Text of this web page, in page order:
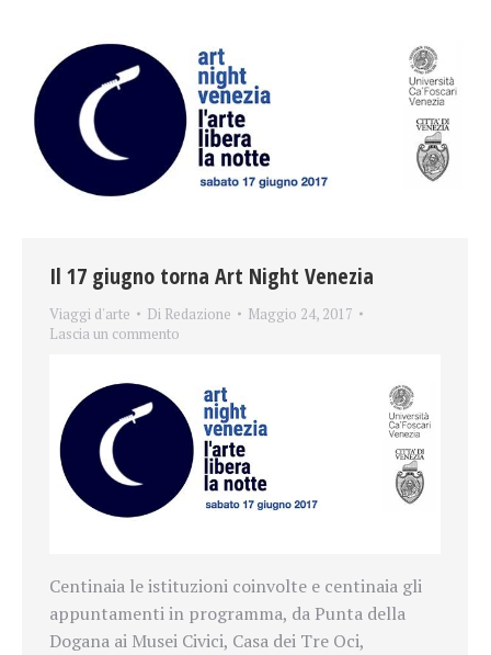
Il 17 giugno torna Art Night Venezia
Viaggi d'arte Di Redazione
Maggio 24, 2017
Lascia un commento
Centinaia le istituzioni coinvolte e centinaia gli
appuntamenti in programma, da Punta della
Dogana ai Musei Civici, Casa dei Tre Oci,